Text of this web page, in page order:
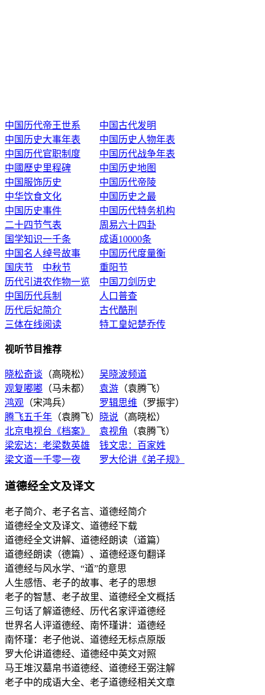
中国历代帝王世系
中国古代发明
中国历史大事年表
中国历史人物年表
中国历代官职制度
中国历代战争年表
中國歷史里程碑
中国历史地图
中国服饰历史
中国历代帝陵
中华饮食文化
中国历史之最
中国历史事件
中国历代特务机构
二十四节气表
周易六十四卦
国学知识一千条
成语10000条
中国名人绰号故事
中国历代度量衡
国庆节
中秋节
重阳节
历代引进农作物一览
中国刀剑历史
中国历代兵制
人口普查
历代后妃简介
古代酷刑
三体在线阅读
特工皇妃楚乔传
视听节目推荐
晓松奇谈 （高晓松） 吴晓波频道
观复嘟嘟 （马未都） 袁游 （袁腾飞）
鸿观 （宋鸿兵） 罗辑思维 （罗振宇）
腾飞五千年 （袁腾飞） 晓说 （高晓松）
北京电视台《档案》
袁视角
（袁腾飞）
梁宏达：老梁数英雄
钱文忠：百家姓
梁文道一千零一夜
罗大伦讲《弟子规》
道德经全文及译文
老子简介、老子名言、道德经简介
道德经全文及译文、道德经下载
道德经全文讲解、道德经朗读（道篇）
道德经朗读（德篇）、道德经逐句翻译
道德经与风水学、“道”的意思
人生感悟、老子的故事、老子的思想
老子的智慧、老子故里、道德经全文概括
三句话了解道德经、历代名家评道德经
世界名人评道德经、南怀瑾讲：道德经
南怀瑾：老子他说、道德经无标点原版
罗大伦讲道德经、道德经中英文对照
马王堆汉墓帛书道德经、道德经王弼注解
老子中的成语大全、老子道德经相关文章